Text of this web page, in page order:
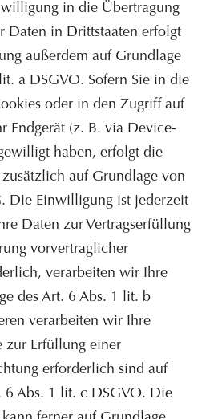
in die Übertragung
Daten in Drittstaaten erfolgt
außerdem auf Grundlage
a DSGVO. Sofern Sie in die
oder in den Zugriff auf
Endgerät (z. B. via Device-
haben, erfolgt die
auf Grundlage von
Die Einwilligung ist jederzeit
Daten zur Vertragserfüllung
vorvertraglicher
verarbeiten wir Ihre
des Art. 6 Abs. 1 lit. b
verarbeiten wir Ihre
zur Erfüllung einer
erforderlich sind auf
6 Abs. 1 lit. c DSGVO. Die